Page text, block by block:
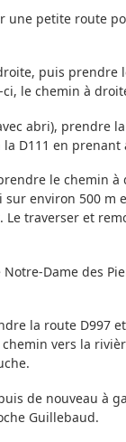
une petite route
puis prendre
le chemin à
abri), prendre
la D111 en
le chemin à
environ 500 m
traverser et
Dame des
la route D997
vers la
de nouveau à
Guillebaud.